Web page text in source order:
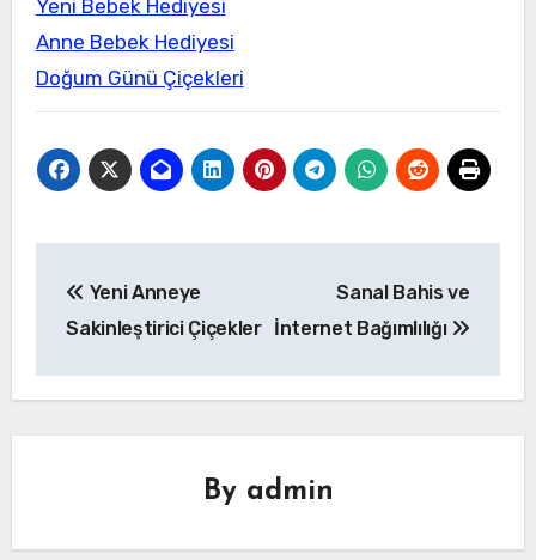
Yeni Bebek Hediyesi
Anne Bebek Hediyesi
Doğum Günü Çiçekleri
gezinmesi
Yeni Anneye
Sakinleştirici Çiçekler
Sanal Bahis ve
İnternet Bağımlılığı
By admin